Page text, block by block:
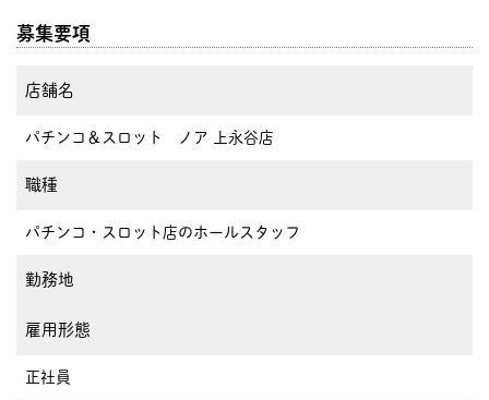
募集要項
店舗名
パチンコ＆スロット ノア 上永谷店
職種
パチンコ・スロット店のホールスタッフ
勤務地
雇用形態
正社員